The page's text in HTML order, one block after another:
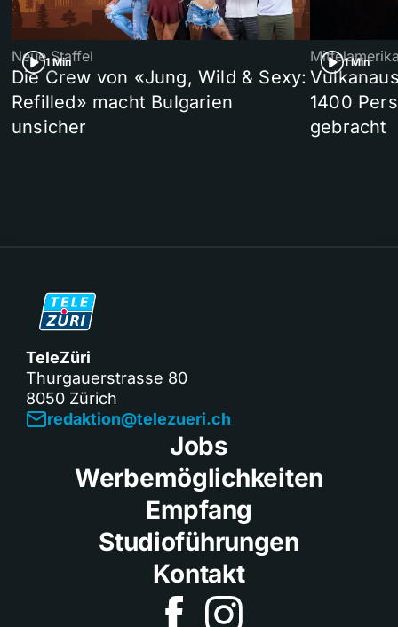
1 Min
Neue Staffel
Die Crew von «Jung, Wild & Sexy:
Refilled» macht Bulgarien
unsicher
1 Min
1400
gebracht
TeleZüri
Thurgauerstrasse 80
8050 Zürich
redaktion@telezueri.ch
Jobs
Werbemöglichkeiten
Empfang
Studioführungen
Kontakt